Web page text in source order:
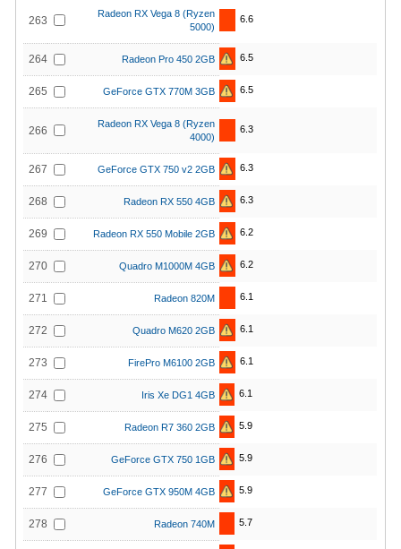
263
Radeon RX Vega 8 (Ryzen
5000)
6.6
264 Radeon Pro 450 2GB 6.5
265 GeForce GTX 770M 3GB 6.5
266
Radeon RX Vega 8 (Ryzen
4000)
6.3
267 GeForce GTX 750 v2 2GB 6.3
268 Radeon RX 550 4GB 6.3
269 Radeon RX 550 Mobile 2GB 6.2
270 Quadro M1000M 4GB 6.2
271 Radeon 820M 6.1
272 Quadro M620 2GB 6.1
273 FirePro M6100 2GB 6.1
274 Iris Xe DG1 4GB 6.1
275 Radeon R7 360 2GB 5.9
276 GeForce GTX 750 1GB 5.9
277 GeForce GTX 950M 4GB 5.9
278 Radeon 740M 5.7